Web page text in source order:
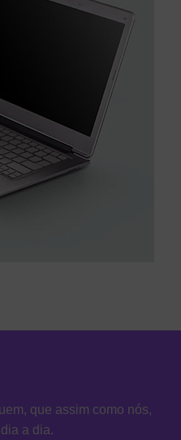
que assim como nós,
a dia.